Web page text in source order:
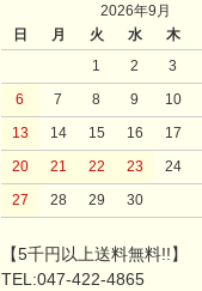
2026年9月
日
月 火 水 木
1
2 3
6
7 8 9 10
13
14 15 16 17
20
21 22 23 24
27
28 29 30
【5千円以上送料無料!!】
TEL:047-422-4865